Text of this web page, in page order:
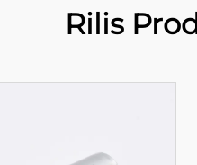
Rilis